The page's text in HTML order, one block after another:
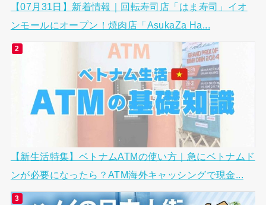
【07月31日】新着情報｜回転寿司店「はま寿司」イオ
ンモールにオープン！焼肉店「AsukaZa Ha...
【新生活特集】ベトナムATMの使い方｜急にベトナムド
ンが必要になったら？ATM海外キャッシングで現金...